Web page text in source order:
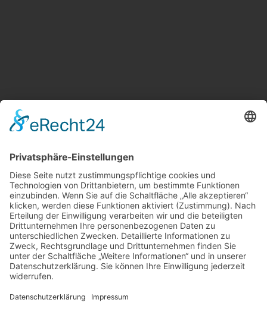
Weitere Informationen
Kontakt
Newsletter
FAQ
Schlagworte
Datenschutz
Impressum